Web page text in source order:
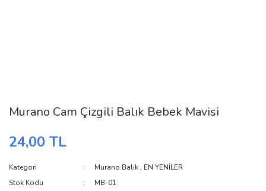
Murano Cam Çizgili Balık Bebek Mavisi
24,00 TL
Kategori Murano Balık , EN YENİLER
Stok Kodu
MB-01